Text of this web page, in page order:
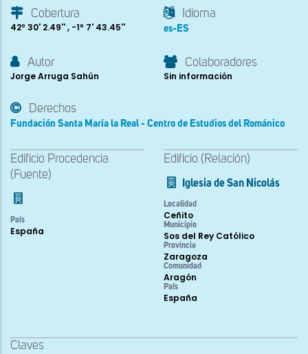
Cobertura
42º 30' 2.49'' , -1º 7' 43.45''
Idioma
es-ES
Autor
Jorge Arruga Sahún
Colaboradores
Sin información
Derechos
Fundación Santa María la Real - Centro de Estudios del Románico
Edificio Procedencia
(Fuente)
País
España
Edificio (Relación)
Iglesia de San Nicolás
Localidad
Ceñito
Municipio
Sos del Rey Católico
Provincia
Zaragoza
Comunidad
Aragón
País
España
Claves